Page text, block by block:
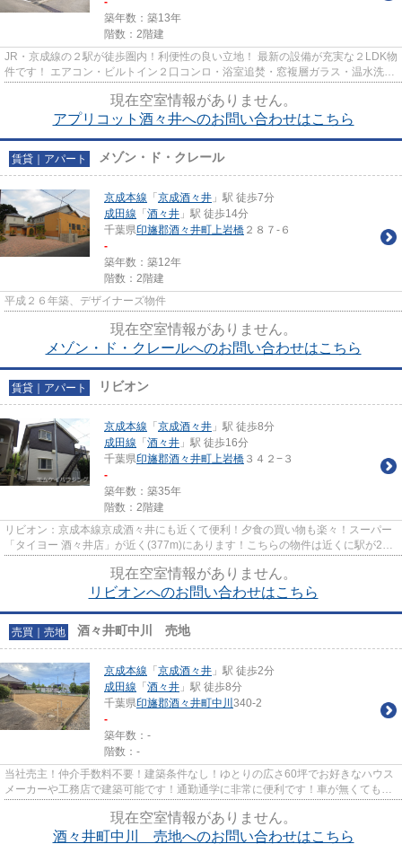
築年数：築13年
階数：2階建
JR・京成線の２駅が徒歩圏内！利便性の良い立地！ 最新の設備が充実な２LDK物
件です！ エアコン・ビルトイン２口コンロ・浴室追焚・窓複層ガラス・温水洗浄
現在空室情報がありません。
アプリコット酒々井へのお問い合わせはこちら
賃貸｜アパート メゾン・ド・クレール
京成本線 「 京成酒々井 」駅 徒歩7分
成田線 「 酒々井 」駅 徒歩14分
千葉県印旛郡酒々井町上岩橋 ２８７-６
-
築年数：築12年
階数：2階建
平成２６年築、デザイナーズ物件
現在空室情報がありません。
メゾン・ド・クレールへのお問い合わせはこちら
賃貸｜アパート リビオン
京成本線 「 京成酒々井 」駅 徒歩8分
成田線 「 酒々井 」駅 徒歩16分
千葉県印旛郡酒々井町上岩橋 ３４２−３
-
築年数：築35年
階数：2階建
リビオン：京成本線京成酒々井にも近くて便利！夕食の買い物も楽々！スーパー
「タイヨー 酒々井店」が近く(377m)にあります！こちらの物件は近くに駅が2駅
現在空室情報がありません。
リビオンへのお問い合わせはこちら
売買｜売地 酒々井町中川 売地
京成本線 「 京成酒々井 」駅 徒歩2分
成田線 「 酒々井 」駅 徒歩8分
千葉県印旛郡酒々井町中川 340-2
-
築年数：-
階数：-
当社売主！仲介手数料不要！建築条件なし！ゆとりの広さ60坪でお好きなハウス
メーカーや工務店で建築可能です！通勤通学に非常に便利です！車が無くても近
現在空室情報がありません。
酒々井町中川 売地へのお問い合わせはこちら